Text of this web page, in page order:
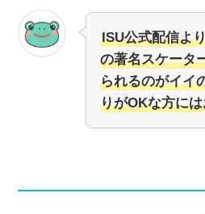
ISU公式配信よ
の著名スケータ
られるのがイイ
りがOKな方に